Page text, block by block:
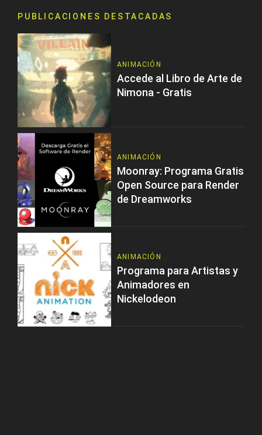
PUBLICACIONES DESTACADAS
ANIMACIÓN
Accede al Libro de Arte de
Nimona - Gratis
ANIMACIÓN
Moonray: Programa Gratis
Open Source para Render
de Dreamworks
ANIMACIÓN
Programa para Artistas y
Animadores en
Nickelodeon